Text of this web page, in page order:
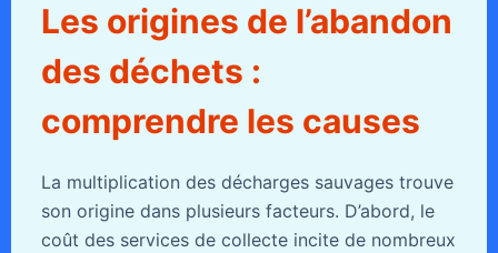
Les origines de l’abandon
des déchets :
comprendre les causes
La multiplication des décharges sauvages trouve
son origine dans plusieurs facteurs. D’abord, le
coût des services de collecte incite de nombreux